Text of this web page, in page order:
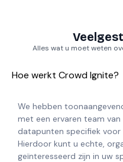
Alles wat u moet weten
Hoe werkt Crowd Ignite?
We hebben
met een ervaren team
datapunten specifiek voor
Hierdoor kunt u echte,
geïnteresseerd zijn in uw